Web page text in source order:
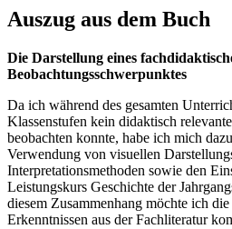
Auszug aus dem Buch
Die Darstellung eines
Beobachtungsschwerpunktes
Da ich während des gesamten
Klassenstufen kein didaktisch
beobachten konnte, habe ich mich
Verwendung von visuellen
Interpretationsmethoden sowie den
Leistungskurs Geschichte der
diesem Zusammenhang möchte ich
Erkenntnissen aus der Fachliteratur